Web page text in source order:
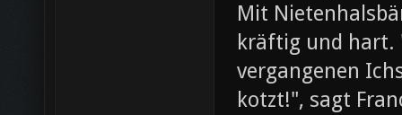
Mit
kräftig und hart.
vergangenen
kotzt!", sagt